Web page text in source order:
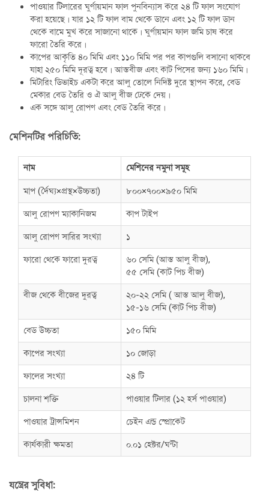
পাওয়ার টিলারের ঘুর্ণায়মান ফাল পুনবিন্যাস করে ২৪ টি ফাল সংযোগ
করা হয়েছে। যার ১২ টি ফাল বাম থেকে ডানে এবং ১২ টি ফাল ডান
থেকে বামে মুখ করে সাজানো থাকে। ঘুর্ণায়মান ফাল জমি চাষ করে
ফারো তৈরি করে।
কাপের আকৃতি ৪০ মিমি এবং ১১০ মিমি পর পর কাপগুলি বসানো থাকবে
যাহা ২৫০ মিমি দূরত্ব হবে। আস্তবীজ এবং কাট পিসের জন্য ১৬০ মিমি।
মিটারিং ডিভাইচ একটা করে আলু তোলে নিদিষ্ট দুরে স্থাপন করে, বেড
মেকার বেড তৈরি ও ঐ আলু বীজ ঢেকে দেয়।
এক সঙ্গে আলু রোপণ এবং বেড তৈরি করে।
মেশিনটির পরিচিতি:
নাম মেশিনের নমুনা সমূহ
মাপ (র্দৈঘ্য×প্রস্থ×উচ্চতা) ৮০০×৭০০×৯৫০ মিমি
আলু রোপণ ম্যাকানিজম কাপ টাইপ
আলু রোপণ সারির সংখ্যা ১
ফারো থেকে ফারো দুরত্ব
৬০ সেমি (আস্ত আলু বীজ),
৫৫ সেমি (কাট পিচ বীজ)
বীজ থেকে বীজের দুরত্ব
২০-২২ সেমি ( আস্ত আলু বীজ),
১৫-১৬ সেমি (কাট পিচ বীজ)
বেড উচ্চতা ১৫০ মিমি
কাপের সংখ্যা ১০ জোড়া
ফালের সংখ্যা ২৪ টি
চালনা শক্তি পাওয়ার টিলার (১২ হর্স পাওয়ার)
পাওয়ার ট্রান্সমিশন চেইন এন্ড স্প্রোকেট
কার্যকারী ক্ষমতা ০.০১ হেক্টর/ঘন্টা
যন্ত্রের সুবিধা: